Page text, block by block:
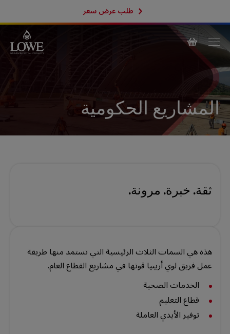
طلب عرض سعر
المشاريع الحكومية
ثقة. خبرة. مرونة.
هذه هي السمات الثلاث الرئيسية التي تستمد منها طريقة
عمل فريق لوي أريبيا قوتها في مشاريع القطاع العام.
الخدمات الصحية
قطاع التعليم
توفير الأيدي العاملة